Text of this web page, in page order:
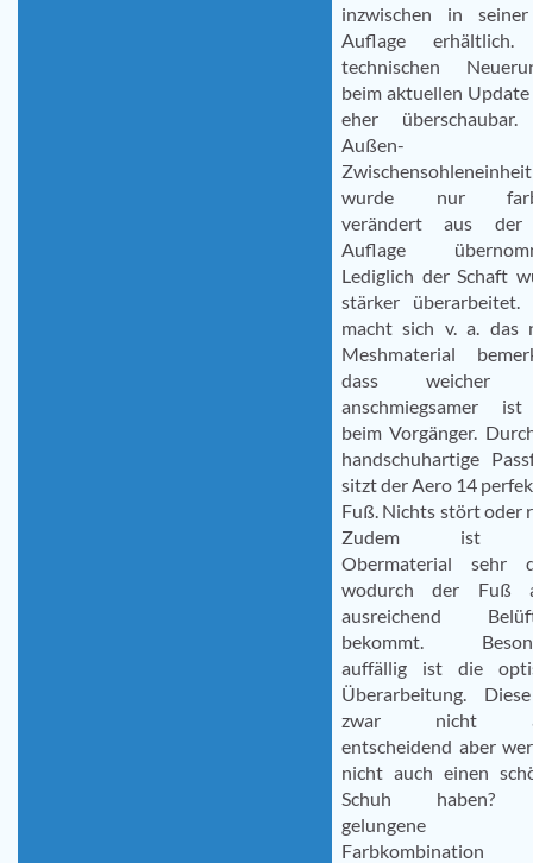
inzwischen in
Auflage erhältlich.
technischen
beim aktuellen
eher
Außen-
Zwischensohleneinheit
wurde nur
verändert aus
Auflage
Lediglich der Schaft
stärker überarbeitet.
macht sich v. a. das
Meshmaterial
dass weicher
anschmiegsamer
beim Vorgänger.
handschuhartige
sitzt der Aero 14
Fuß. Nichts stört oder
Zudem ist
Obermaterial sehr
wodurch der Fuß
ausreichend
bekommt.
auffällig ist die
Überarbeitung.
zwar nicht
entscheidend aber
nicht auch einen
Schuh haben?
gelungene